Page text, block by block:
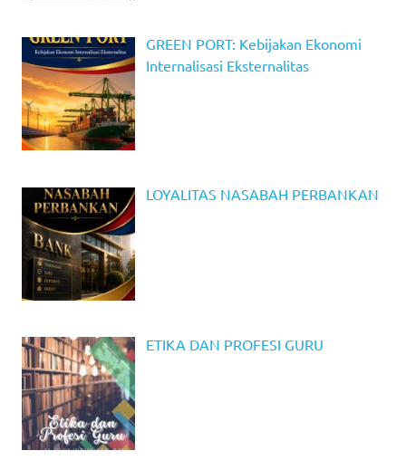
GREEN PORT: Kebijakan Ekonomi
Internalisasi Eksternalitas
LOYALITAS NASABAH PERBANKAN
ETIKA DAN PROFESI GURU